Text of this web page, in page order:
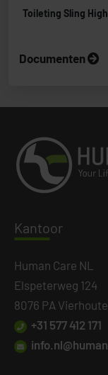
Toileting Sling
Documenten
Kantoor
Human Care NL
Elspeterweg 124
8076 PA
+31 577 412 171